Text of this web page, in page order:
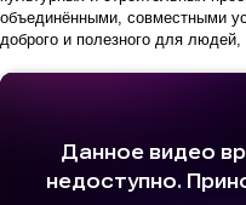
объединёнными, совместными
доброго и полезного для